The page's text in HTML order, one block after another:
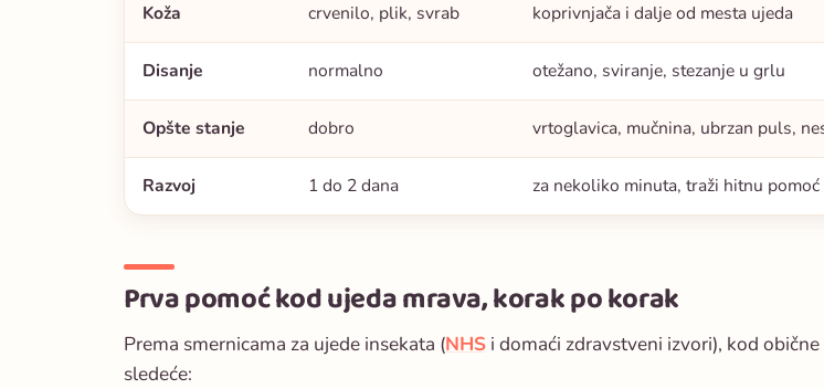
Koža crvenilo, plik, svrab koprivnjača i dalje od mesta ujeda
Disanje normalno otežano, sviranje, stezanje u grlu
Opšte stanje dobro vrtoglavica, mučnina, ubrzan puls,
Razvoj 1 do 2 dana za nekoliko minuta, traži hitnu pomoć
Prva pomoć kod ujeda mrava, korak po korak
Prema smernicama za ujede insekata (NHS i domaći zdravstveni izvori), kod
sledeće: